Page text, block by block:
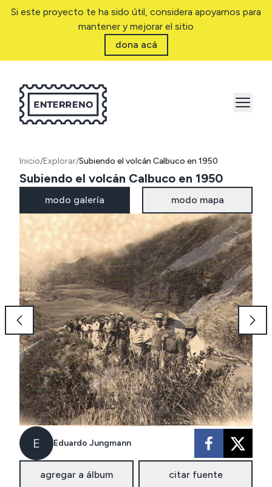
Si este proyecto te ha sido útil, considera apoyarnos para
mantener y mejorar el sitio
dona acá
Inicio/Explorar/Subiendo el volcán Calbuco en 1950
Subiendo el volcán Calbuco en 1950
modo galería modo mapa
E Eduardo Jungmann
agregar a álbum citar fuente